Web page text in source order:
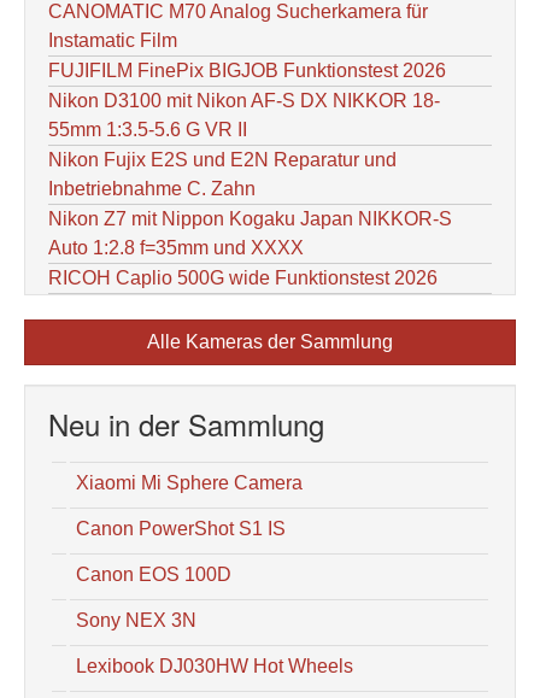
CANOMATIC M70 Analog Sucherkamera für
Instamatic Film
FUJIFILM FinePix BIGJOB Funktionstest 2026
Nikon D3100 mit Nikon AF-S DX NIKKOR 18-
55mm 1:3.5-5.6 G VR II
Nikon Fujix E2S und E2N Reparatur und
Inbetriebnahme C. Zahn
Nikon Z7 mit Nippon Kogaku Japan NIKKOR-S
Auto 1:2.8 f=35mm und XXXX
RICOH Caplio 500G wide Funktionstest 2026
Alle Kameras der Sammlung
Neu in der Sammlung
Xiaomi Mi Sphere Camera
Canon PowerShot S1 IS
Canon EOS 100D
Sony NEX 3N
Lexibook DJ030HW Hot Wheels